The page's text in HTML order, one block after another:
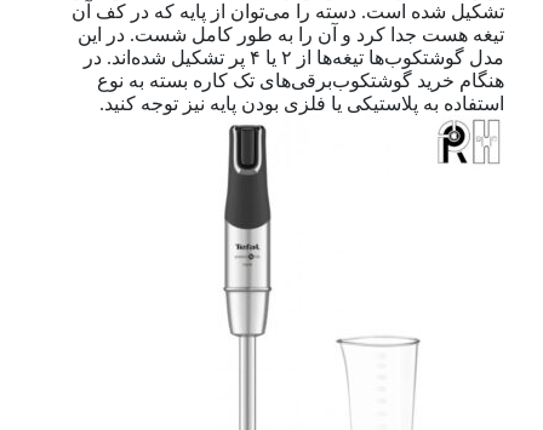
تشکیل شده است. دسته را می‌توان از پایه که در کف آن
تیغه هست جدا کرد و آن را به طور کامل شست. در این
مدل گوشتکوب‌ها تیغه‌ها از ۲ یا ۴ پر تشکیل شده‌اند. در
هنگام خرید گوشتکوب‌برقی‌های تک کاره بسته به نوع
استفاده به پلاستیکی یا فلزی بودن پایه نیز توجه کنید.